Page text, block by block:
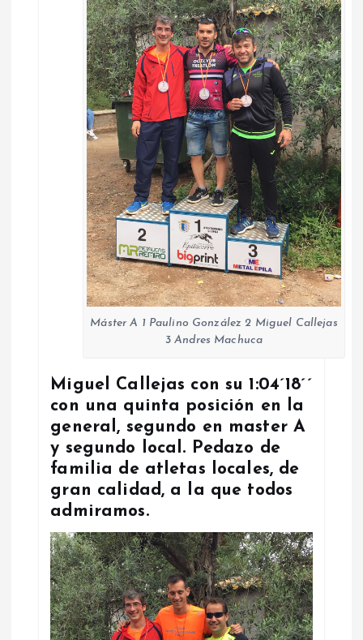
Máster A 1 Paulino González 2 Miguel Callejas
3 Andres Machuca
Miguel Callejas con su 1:04´18´´
con una quinta posición en la
general, segundo en master A
y segundo local. Pedazo de
familia de atletas locales, de
gran calidad, a la que todos
admiramos.